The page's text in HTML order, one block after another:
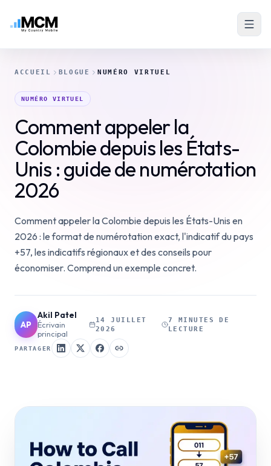
ACCUEIL BLOGUE NUMÉRO VIRTUEL
NUMÉRO VIRTUEL
Comment appeler la
Colombie depuis les États-
Unis : guide de numérotation
2026
Comment appeler la Colombie depuis les États-Unis en
2026 : le format de numérotation exact, l'indicatif du pays
+57, les indicatifs régionaux et des conseils pour
économiser. Comprend un exemple concret.
AP
Akil Patel
Écrivain
principal
14 JUILLET
2026
7 MINUTES DE
LECTURE
PARTAGER